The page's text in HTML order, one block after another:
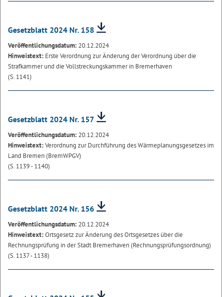
Gesetzblatt 2024 Nr. 158
Veröffentlichungsdatum: 20.12.2024
Hinweistext: Erste Verordnung zur Änderung der Verordnung über die
Strafkammer und die Vollstreckungskammer in Bremerhaven
(S. 1141)
Gesetzblatt 2024 Nr. 157
Veröffentlichungsdatum: 20.12.2024
Hinweistext:Verordnung zur Durchführung des Wärmeplanungsgesetzes im
Land Bremen (BremWPGV)
(S. 1139 - 1140)
Gesetzblatt 2024 Nr. 156
Veröffentlichungsdatum: 20.12.2024
Hinweistext:Ortsgesetz zur Änderung des Ortsgesetzes über die
Rechnungsprüfung in der Stadt Bremerhaven (Rechnungsprüfungsordnung)
(S. 1137 - 1138)